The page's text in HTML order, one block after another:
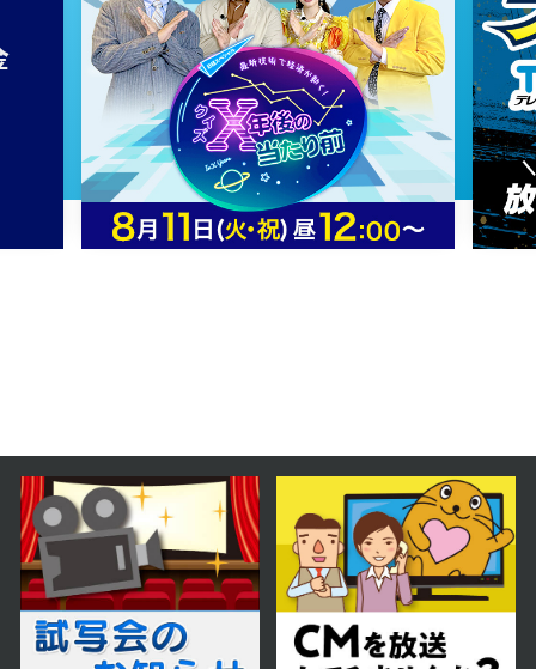
2024年04月12日 放送
第16話 「反逆の始まり」
2024年04月11日 放送
第15話 「驚きの真実」
2024年04月09日 放送
第13話 「苦悩の果てに」